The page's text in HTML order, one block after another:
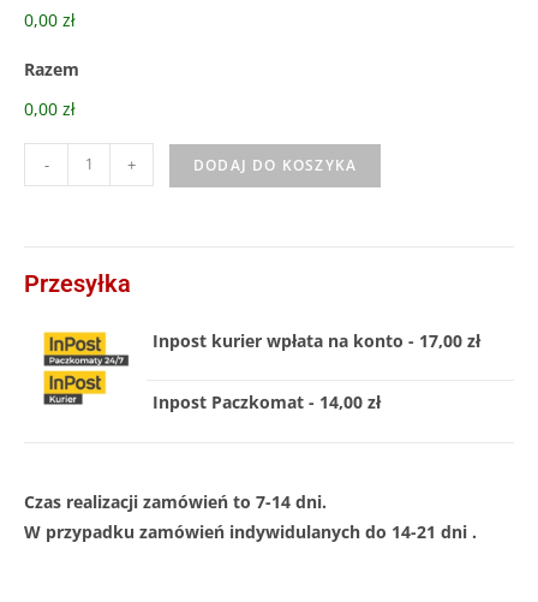
0,00 zł
Razem
0,00 zł
- + DODAJ DO KOSZYKA
Przesyłka
Inpost kurier wpłata na konto - 17,00 zł
Inpost Paczkomat - 14,00 zł
Czas realizacji zamówień to 7-14 dni.
W przypadku zamówień indywidulanych do 14-21 dni .